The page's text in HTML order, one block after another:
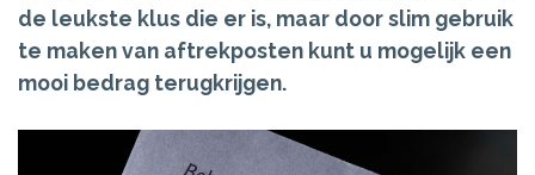
de leukste klus die er is, maar door slim gebruik
te maken van aftrekposten kunt u mogelijk een
mooi bedrag terugkrijgen.